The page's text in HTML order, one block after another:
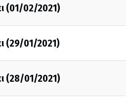
(01/02/2021)
(29/01/2021)
(28/01/2021)